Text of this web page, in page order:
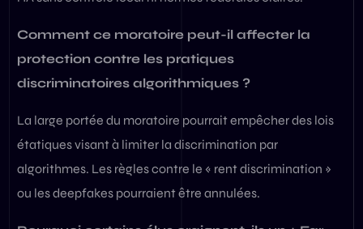
Comment ce moratoire peut-il affecter la
protection contre les pratiques
discriminatoires algorithmiques ?
La large portée du moratoire pourrait empêcher des lois
étatiques visant à limiter la discrimination par
algorithmes. Les règles contre le « rent discrimination »
ou les deepfakes pourraient être annulées.